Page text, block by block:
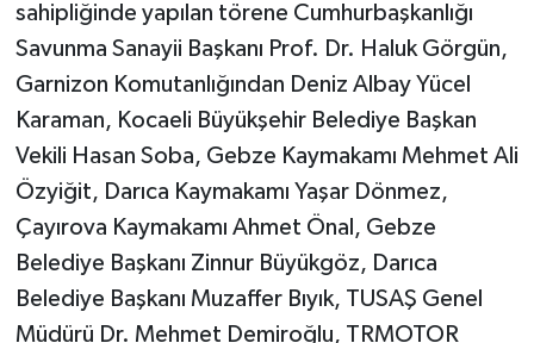
sahipliğinde yapılan törene Cumhurbaşkanlığı
Savunma Sanayii Başkanı Prof. Dr. Haluk Görgün,
Garnizon Komutanlığından Deniz Albay Yücel
Karaman, Kocaeli Büyükşehir Belediye Başkan
Vekili Hasan Soba, Gebze Kaymakamı Mehmet Ali
Özyiğit, Darıca Kaymakamı Yaşar Dönmez,
Çayırova Kaymakamı Ahmet Önal, Gebze
Belediye Başkanı Zinnur Büyükgöz, Darıca
Belediye Başkanı Muzaffer Bıyık, TUSAŞ Genel
Müdürü Dr. Mehmet Demiroğlu, TRMOTOR